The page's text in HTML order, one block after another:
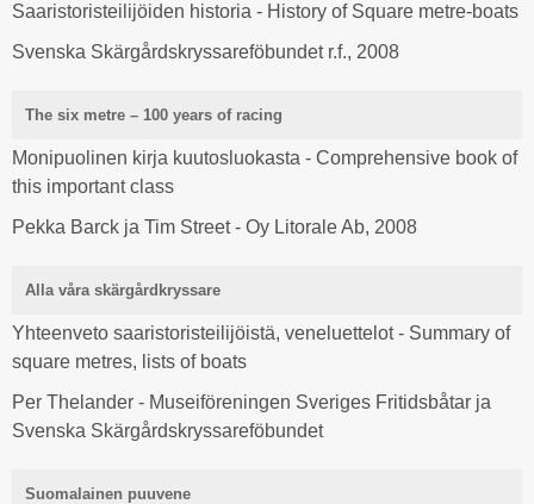
Saaristoristeilijöiden historia - History of Square metre-boats
Svenska Skärgårdskryssareföbundet r.f., 2008
The six metre – 100 years of racing
Monipuolinen kirja kuutosluokasta - Comprehensive book of
this important class
Pekka Barck ja Tim Street - Oy Litorale Ab, 2008
Alla våra skärgårdkryssare
Yhteenveto saaristoristeilijöistä, veneluettelot - Summary of
square metres, lists of boats
Per Thelander - Museiföreningen Sveriges Fritidsbåtar ja
Svenska Skärgårdskryssareföbundet
Suomalainen puuvene